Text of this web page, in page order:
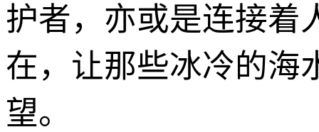
护者，亦或是连接着
在，让那些冰冷的海
望。